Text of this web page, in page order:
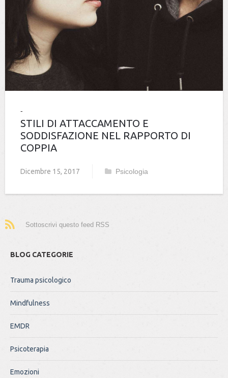
STILI DI ATTACCAMENTO E
SODDISFAZIONE NEL RAPPORTO DI
COPPIA
Dicembre 15, 2017 Psicologia
Sottoscrivi questo feed RSS
BLOG CATEGORIE
Trauma psicologico
Mindfulness
EMDR
Psicoterapia
Emozioni